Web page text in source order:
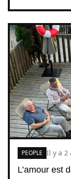
L’amour est
PEOPLE Il y a 2